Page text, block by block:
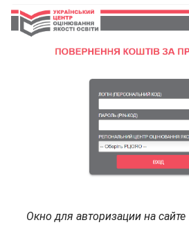
Окно для авторизации на